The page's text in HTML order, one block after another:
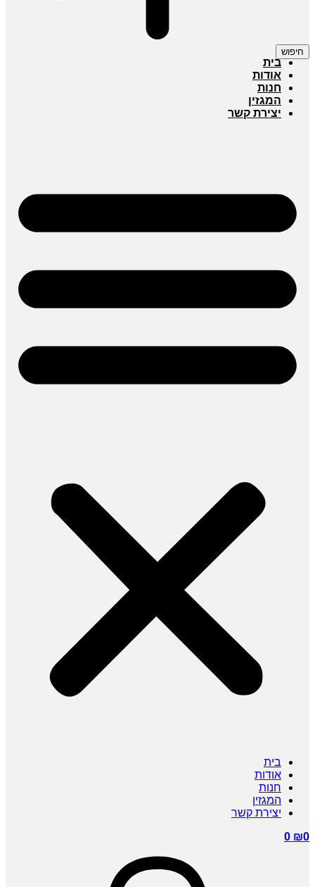
חיפוש
בית
אודות
חנות
המגזין
יצירת קשר
בית
אודות
חנות
המגזין
יצירת קשר
₪0
0